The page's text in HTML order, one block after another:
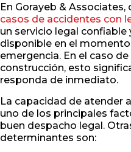
En Gorayeb & Associates,
casos de accidentes con
un servicio legal
disponible en el
emergencia. En el caso
construcción, esto
responda de inmediato.
La capacidad de atender
uno de los principales
buen despacho legal.
determinantes son: